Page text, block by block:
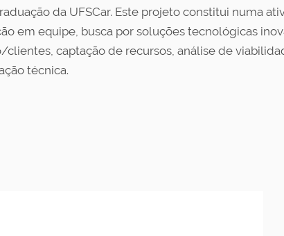
da UFSCar. Este projeto constitui numa
em equipe, busca por soluções tecnológicas
captação de recursos, análise de
técnica.